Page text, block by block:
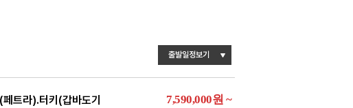
출발일정보기
트라).터키(갑바도기
7,590,000원 ~